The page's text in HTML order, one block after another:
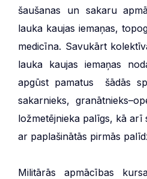
šaušanas un sakaru
lauka kaujas iemaņas,
medicīna. Savukārt
lauka kaujas iemaņas
apgūst pamatus šādās
sakarnieks,
ložmetējnieka palīgs, kā arī
ar paplašinātās pirmās
Militārās apmācības